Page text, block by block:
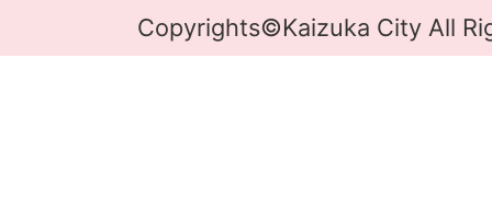
Copyrights©Kaizuka City All